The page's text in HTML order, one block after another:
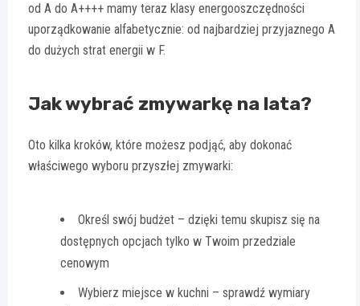
od A do A++++ mamy teraz klasy energooszczędności
uporządkowanie alfabetycznie: od najbardziej przyjaznego A
do dużych strat energii w F.
Jak wybrać zmywarkę na lata?
Oto kilka kroków, które możesz podjąć, aby dokonać
właściwego wyboru przyszłej zmywarki:
Określ swój budżet – dzięki temu skupisz się na
dostępnych opcjach tylko w Twoim przedziale
cenowym
Wybierz miejsce w kuchni – sprawdź wymiary